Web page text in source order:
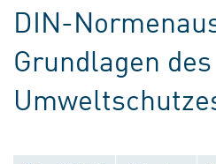
DIN-
Grundlagen des